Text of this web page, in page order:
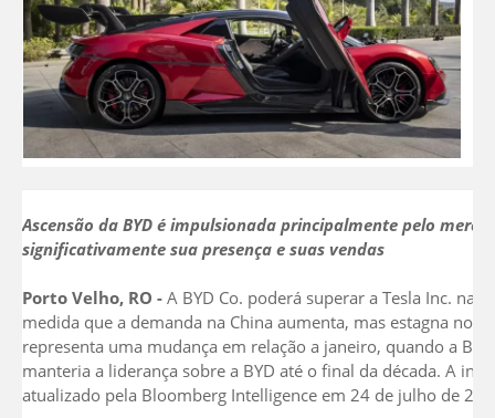
Ascensão da BYD é impulsionada principalmente pelo
significativamente sua presença e suas vendas
Porto Velho, RO - A BYD Co. poderá superar a Tesla Inc.
medida que a demanda na China aumenta, mas estagna nos
representa uma mudança em relação a janeiro, quando a
manteria a liderança sobre a BYD até o final da década. A
atualizado pela Bloomberg Intelligence em 24 de julho de